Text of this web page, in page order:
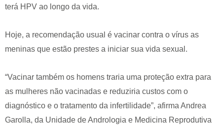
terá HPV ao longo da vida.
Hoje, a recomendação usual é vacinar contra o vírus as
meninas que estão prestes a iniciar sua vida sexual.
“Vacinar também os homens traria uma proteção extra para
as mulheres não vacinadas e reduziria custos com o
diagnóstico e o tratamento da infertilidade”, afirma Andrea
Garolla, da Unidade de Andrologia e Medicina Reprodutiva